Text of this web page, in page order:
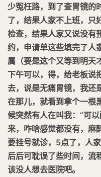
少冤枉路，到了查胃镜的
了，结果人家不上班，只
检查，结果人家又说没有
约，申请单这些填完了人
属（要是这个又等到明天
下午可以，得，给老板说
去，说是无痛胃镜，我还
在那儿，就看到拿个一根
候突然有人在叫我：“可
来，咋啥感觉都没有，麻
要挂号就诊，5点了，人
后后可耽误了些时间，流
该没人想去医院吧。